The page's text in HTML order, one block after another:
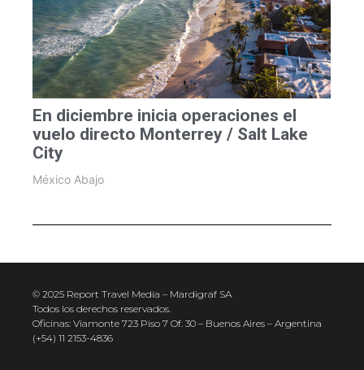
En diciembre inicia operaciones el
vuelo directo Monterrey / Salt Lake
City
México Abajo
© 2025 Report Travel Media – Mardigraf SA
Todos los derechos reservados.
Oficinas: Viamonte 723 Piso 7 Of. 30 – Buenos Aires – Argentina
(+54) 11 2153-4836